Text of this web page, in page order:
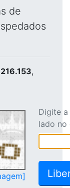
de
,
Digite
lado no